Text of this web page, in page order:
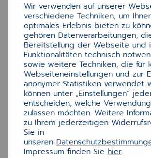
Wir verwenden auf unserer
verschiedene Techniken, um
optimales Erlebnis bieten zu
gehören Datenverarbeitungen,
Bereitstellung der Webseite und
Funktionalitäten technisch
sowie weitere Techniken, die für
Webseiteneinstellungen und zur
anonymer Statistiken verwendet
können unter „Einstellungen“
entscheiden, welche
zulassen möchten. Weitere
zu Ihrem jederzeitigen
Sie in
unseren
Impressum finden Sie hier.